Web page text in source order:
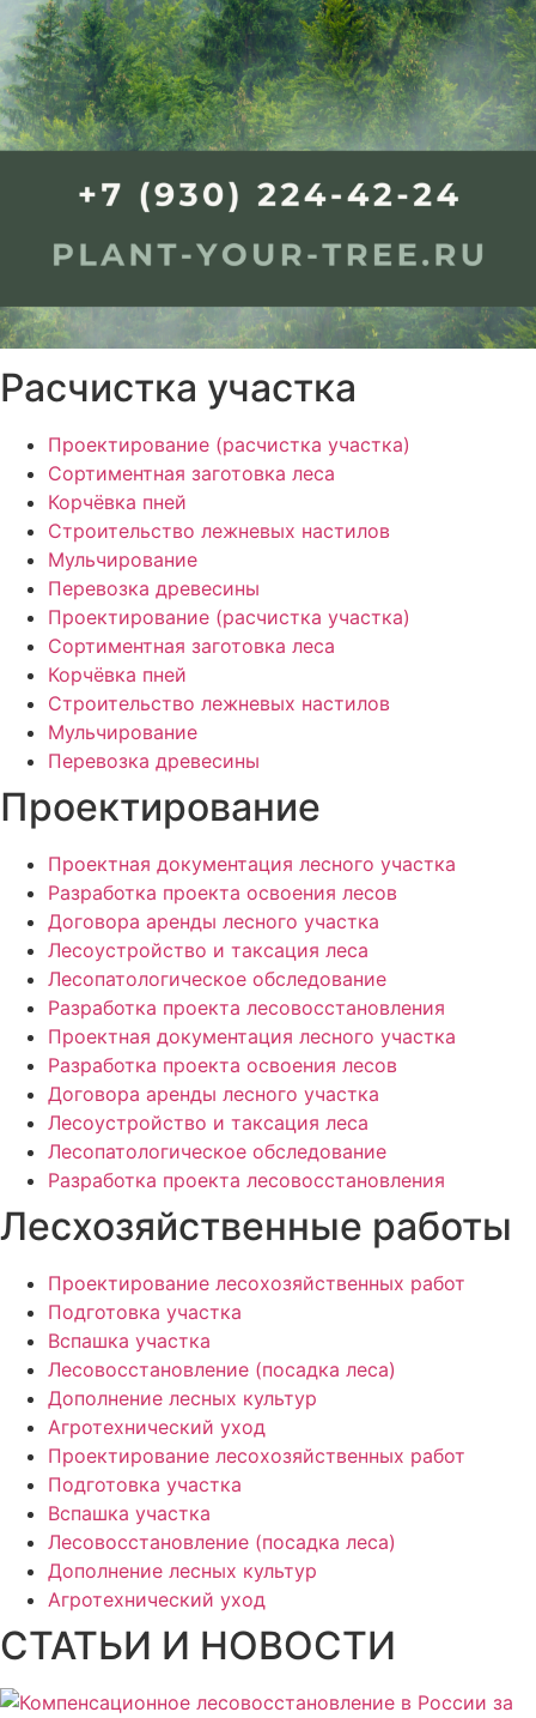
Расчистка участка
Проектирование (расчистка участка)
Сортиментная заготовка леса
Корчёвка пней
Строительство лежневых настилов
Мульчирование
Перевозка древесины
Проектирование (расчистка участка)
Сортиментная заготовка леса
Корчёвка пней
Строительство лежневых настилов
Мульчирование
Перевозка древесины
Проектирование
Проектная документация лесного участка
Разработка проекта освоения лесов
Договора аренды лесного участка
Лесоустройство и таксация леса
Лесопатологическое обследование
Разработка проекта лесовосстановления
Проектная документация лесного участка
Разработка проекта освоения лесов
Договора аренды лесного участка
Лесоустройство и таксация леса
Лесопатологическое обследование
Разработка проекта лесовосстановления
Лесхозяйственные работы
Проектирование лесохозяйственных работ
Подготовка участка
Вспашка участка
Лесовосстановление (посадка леса)
Дополнение лесных культур
Агротехнический уход
Проектирование лесохозяйственных работ
Подготовка участка
Вспашка участка
Лесовосстановление (посадка леса)
Дополнение лесных культур
Агротехнический уход
СТАТЬИ И НОВОСТИ